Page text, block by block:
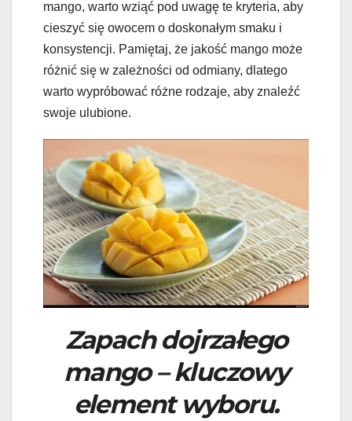
mango, warto wziąć pod uwagę te kryteria, aby
cieszyć się owocem o doskonałym smaku i
konsystencji. Pamiętaj, że jakość mango może
różnić się w zależności od odmiany, dlatego
warto wypróbować różne rodzaje, aby znaleźć
swoje ulubione.
Zapach dojrzałego
mango – kluczowy
element wyboru.